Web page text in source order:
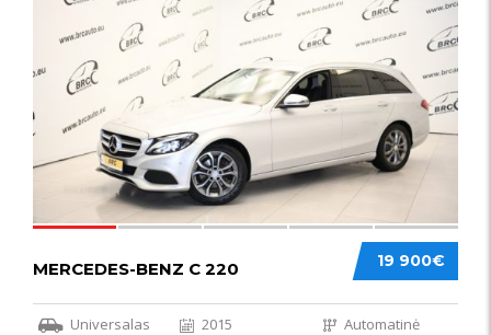
52
19 900€
MERCEDES-BENZ C 220
Universalas 2015 Automatinė